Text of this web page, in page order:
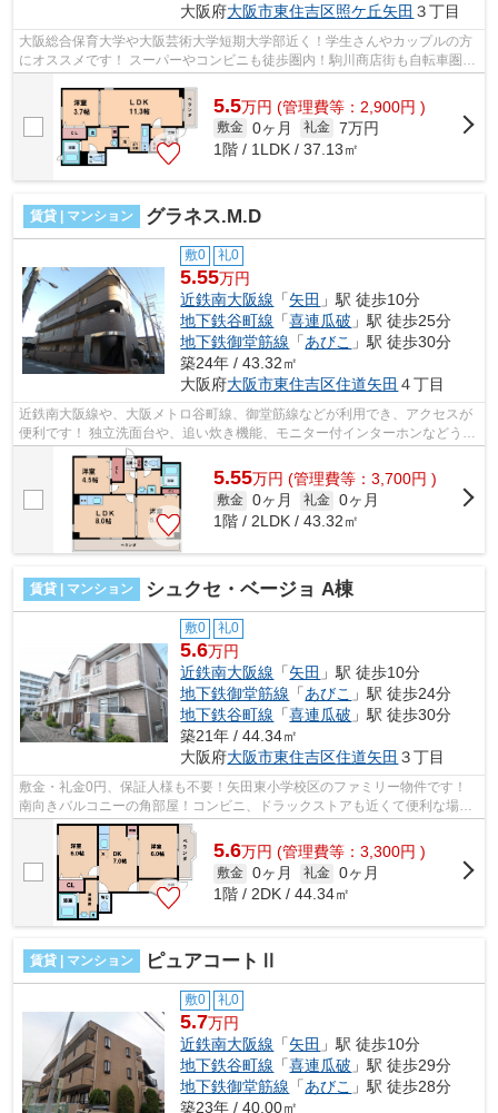
大阪府大阪市東住吉区照ケ丘矢田 ３丁目
大阪総合保育大学や大阪芸術大学短期大学部近く！学生さんやカップルの方
にオススメです！ スーパーやコンビニも徒歩圏内！駒川商店街も自転車圏内
5.5万円 (管理費等：2,900円 )
敷金 0ヶ月 礼金 7万円
1階 / 1LDK / 37.13㎡
賃貸 | マンション グラネス.M.D
敷0 礼0
5.55万円
近鉄南大阪線 「矢田 」駅 徒歩10分
地下鉄谷町線 「喜連瓜破 」駅 徒歩25分
地下鉄御堂筋線 「あびこ 」駅 徒歩30分
築24年 / 43.32㎡
大阪府大阪市東住吉区住道矢田 ４丁目
近鉄南大阪線や、大阪メトロ谷町線、御堂筋線などが利用でき、アクセスが
便利です！ 独立洗面台や、追い炊き機能、モニター付インターホンなどうれ
しい設備も充実です！ ■□■□■□■□■□■...
5.55万円 (管理費等：3,700円 )
敷金 0ヶ月 礼金 0ヶ月
1階 / 2LDK / 43.32㎡
賃貸 | マンション シュクセ・ベージョ A棟
敷0 礼0
5.6万円
近鉄南大阪線 「矢田 」駅 徒歩10分
地下鉄御堂筋線 「あびこ 」駅 徒歩24分
地下鉄谷町線 「喜連瓜破 」駅 徒歩30分
築21年 / 44.34㎡
大阪府大阪市東住吉区住道矢田 ３丁目
敷金・礼金0円、保証人様も不要！矢田東小学校区のファミリー物件です！
南向きバルコニーの角部屋！コンビニ、ドラックストアも近くて便利な場所
です！ ■□■□■□■□■□■□■□■□■□■□■□■□■□...
5.6万円 (管理費等：3,300円 )
敷金 0ヶ月 礼金 0ヶ月
1階 / 2DK / 44.34㎡
賃貸 | マンション ピュアコートⅡ
敷0 礼0
5.7万円
近鉄南大阪線 「矢田 」駅 徒歩10分
地下鉄谷町線 「喜連瓜破 」駅 徒歩29分
地下鉄御堂筋線 「あびこ 」駅 徒歩28分
築23年 / 40.00㎡